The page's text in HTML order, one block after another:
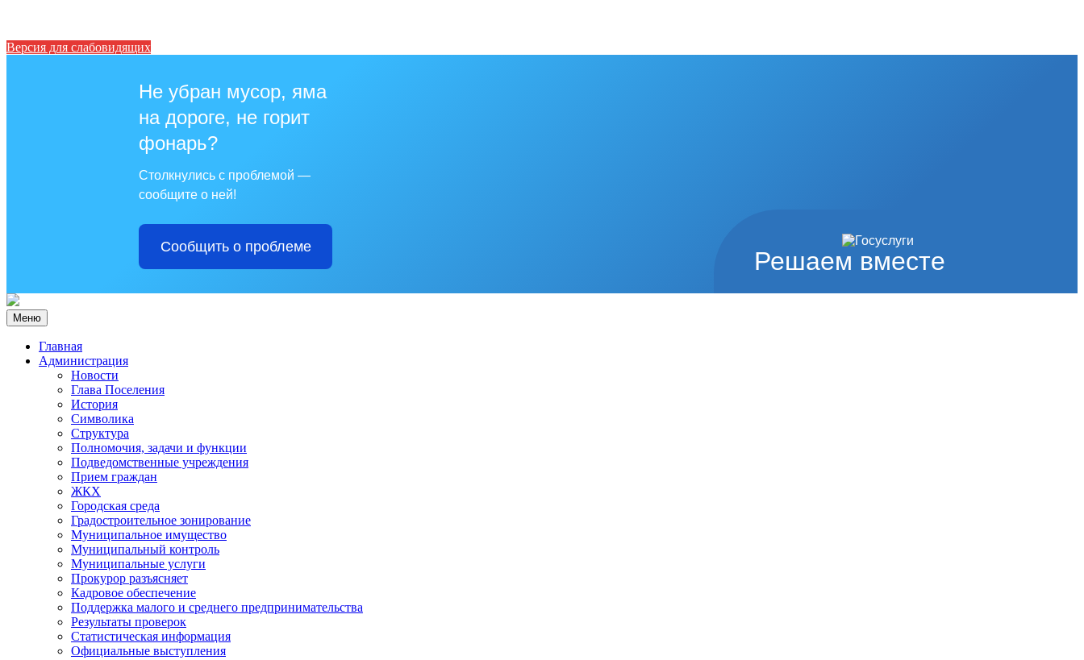
Версия для слабовидящих
Решаем вместе
Не убран мусор, яма
на дороге, не горит
фонарь?
Столкнулись с проблемой —
сообщите о ней!
Сообщить о проблеме
Меню
Главная
Администрация
Новости
Глава Поселения
История
Символика
Структура
Полномочия, задачи и функции
Подведомственные учреждения
Прием граждан
ЖКХ
Городская среда
Градостроительное зонирование
Муниципальное имущество
Муниципальный контроль
Муниципальные услуги
Прокурор разъясняет
Кадровое обеспечение
Поддержка малого и среднего предпринимательства
Результаты проверок
Статистическая информация
Официальные выступления